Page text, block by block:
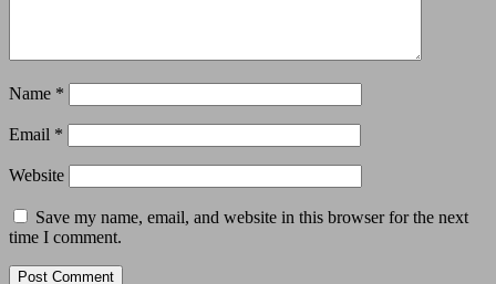
Name *
Email *
Website
Save my name, email, and website in this browser for the next
time I comment.